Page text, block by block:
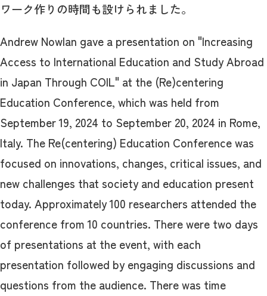
ワーク作りの時間も設けられました。
Andrew Nowlan gave a presentation on "Increasing
Access to International Education and Study Abroad
in Japan Through COIL" at the (Re)centering
Education Conference, which was held from
September 19, 2024 to September 20, 2024 in Rome,
Italy. The Re(centering) Education Conference was
focused on innovations, changes, critical issues, and
new challenges that society and education present
today. Approximately 100 researchers attended the
conference from 10 countries. There were two days
of presentations at the event, with each
presentation followed by engaging discussions and
questions from the audience. There was time